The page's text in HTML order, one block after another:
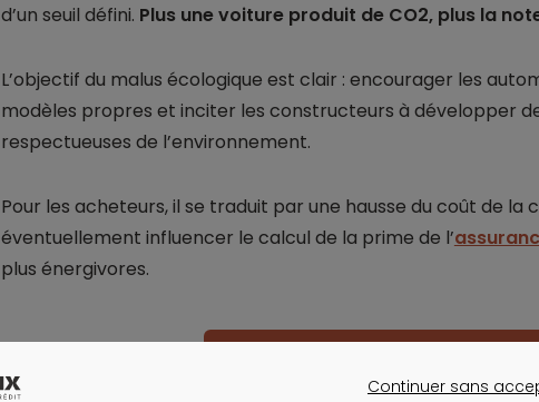
d’un seuil défini. Plus une voiture produit de CO2, plus la
L’objectif du malus écologique est clair : encourager les
modèles propres et inciter les constructeurs à développer
respectueuses de l’environnement.
Pour les acheteurs, il se traduit par une hausse du coût de la
éventuellement influencer le calcul de la prime de l’
plus énergivores.
Continuer sans